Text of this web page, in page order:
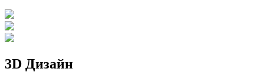
3D Дизайн